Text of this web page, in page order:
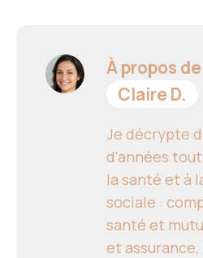
À propos
Claire D.
Je décrypte
d'années
la santé et à
sociale :
santé et
et assurance,